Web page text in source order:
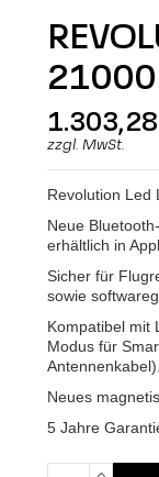
21000
zzgl. MwSt.
Revolution Led
Neue
erhältlich in
Sicher für
sowie
Kompatibel mit
Modus für
Antennenkabel).
Neues
5 Jahre